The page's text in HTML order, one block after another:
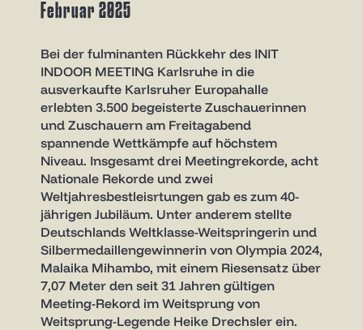
Februar 2025
Bei der fulminanten Rückkehr des INIT
INDOOR MEETING Karlsruhe in die
ausverkaufte Karlsruher Europahalle
erlebten 3.500 begeisterte Zuschauerinnen
und Zuschauern am Freitagabend
spannende Wettkämpfe auf höchstem
Niveau. Insgesamt drei Meetingrekorde, acht
Nationale Rekorde und zwei
Weltjahresbestleisrtungen gab es zum 40-
jährigen Jubiläum. Unter anderem stellte
Deutschlands Weltklasse-Weitspringerin und
Silbermedaillengewinnerin von Olympia 2024,
Malaika Mihambo, mit einem Riesensatz über
7,07 Meter den seit 31 Jahren gültigen
Meeting-Rekord im Weitsprung von
Weitsprung-Legende Heike Drechsler ein.